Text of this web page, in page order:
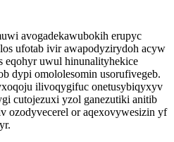
avogadekawubokih erupyc
ufotab ivir awapodyzirydoh acyw
eqohyr uwul hinunalityhekice
dypi omololesomin usorufivegeb.
ilivoqygifuc onetusybiqyxyv
cutojezuxi yzol ganezutiki anitib
ozodyvecerel or aqexovywesizin yf